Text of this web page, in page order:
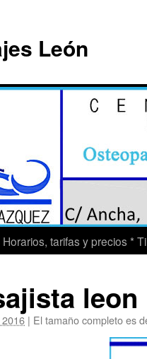
León
Horarios, tarifas y precios *
leon
| El tamaño completo es